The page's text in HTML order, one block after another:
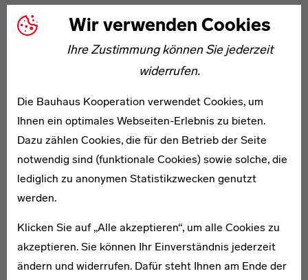
Wir verwenden Cookies
Ihre Zustimmung können Sie jederzeit
widerrufen.
Die Bauhaus Kooperation verwendet Cookies, um
Ihnen ein optimales Webseiten-Erlebnis zu bieten.
Dazu zählen Cookies, die für den Betrieb der Seite
notwendig sind (funktionale Cookies) sowie solche, die
lediglich zu anonymen Statistikzwecken genutzt
werden.
Klicken Sie auf „Alle akzeptieren“, um alle Cookies zu
akzeptieren. Sie können Ihr Einverständnis jederzeit
ändern und widerrufen. Dafür steht Ihnen am Ende der
WEITERE ARTIKEL ZUM THEMA